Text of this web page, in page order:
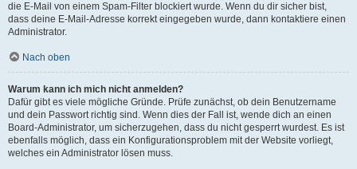
die E-Mail von einem Spam-Filter blockiert wurde. Wenn du dir sicher bist,
dass deine E-Mail-Adresse korrekt eingegeben wurde, dann kontaktiere einen
Administrator.
Nach oben
Warum kann ich mich nicht anmelden?
Dafür gibt es viele mögliche Gründe. Prüfe zunächst, ob dein Benutzername
und dein Passwort richtig sind. Wenn dies der Fall ist, wende dich an einen
Board-Administrator, um sicherzugehen, dass du nicht gesperrt wurdest. Es ist
ebenfalls möglich, dass ein Konfigurationsproblem mit der Website vorliegt,
welches ein Administrator lösen muss.